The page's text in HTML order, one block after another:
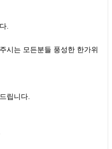
.
시는 모든분들 풍성한 한가위
립니다.